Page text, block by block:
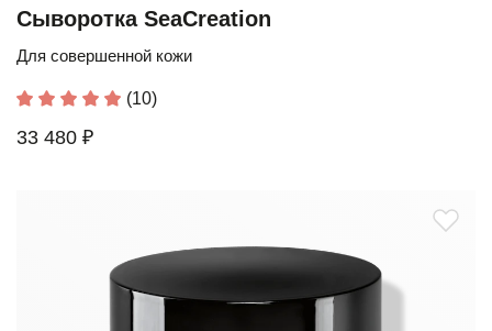
Сыворотка SeaCreation
Для совершенной кожи
(10)
33 480 ₽